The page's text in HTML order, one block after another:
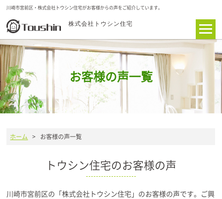
川崎市宮前区・株式会社トウシン住宅がお客様からの声をご紹介しています。
株式会社トウシン住宅
お客様の声一覧
ホーム > お客様の声一覧
トウシン住宅のお客様の声
川崎市宮前区の「株式会社トウシン住宅」のお客様の声です。ご興